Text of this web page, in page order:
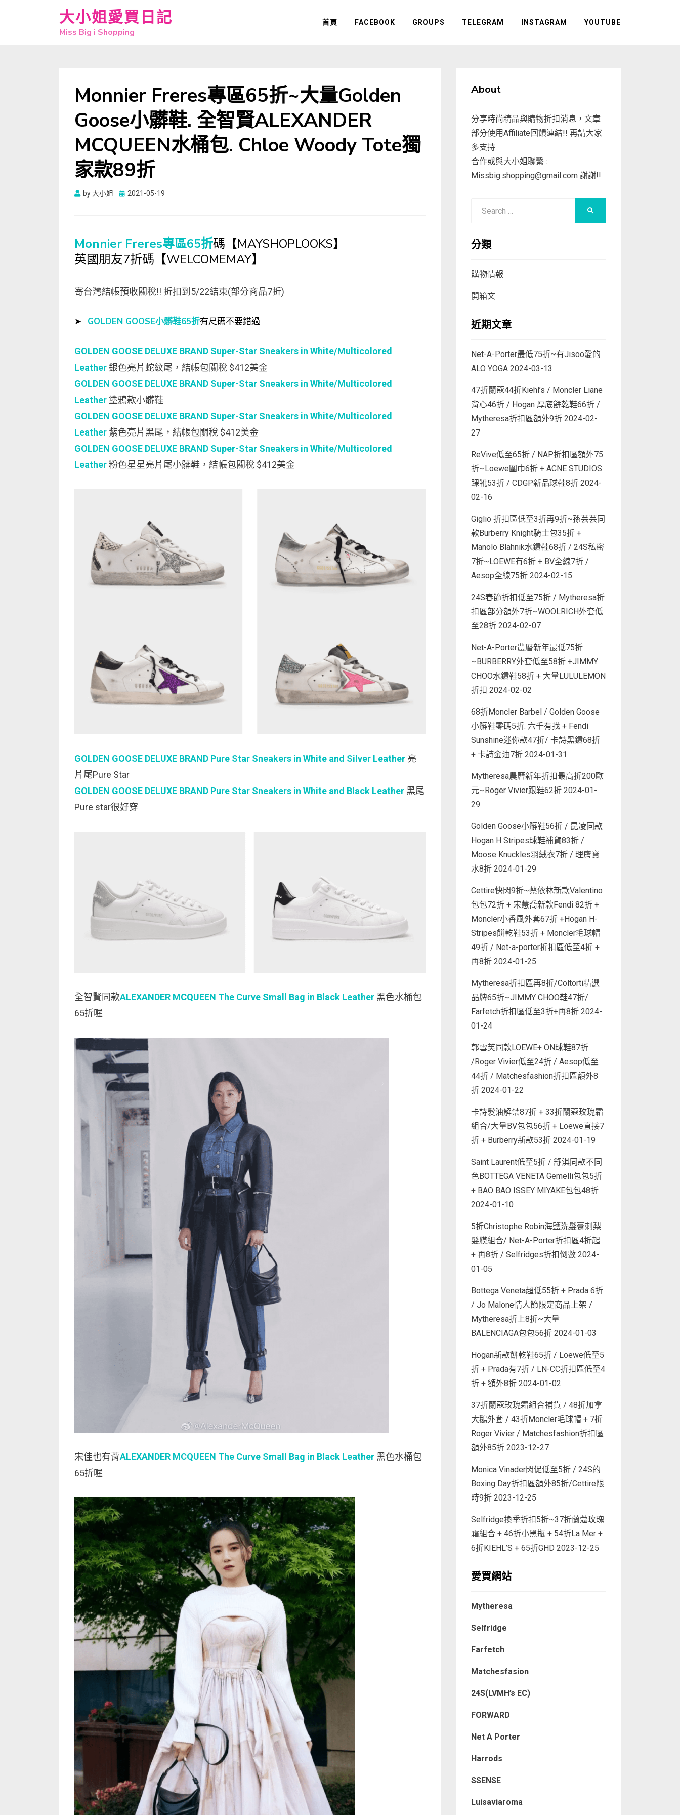
大小姐愛買日記
Miss Big i Shopping
首頁 FACEBOOK GROUPS TELEGRAM INSTAGRAM YOUTUBE
Monnier Freres專區65折~大量Golden
Goose小髒鞋. 全智賢ALEXANDER
MCQUEEN水桶包. Chloe Woody Tote獨
家款89折
by大小姐
Posted
2021-05-19
Monnier Freres專區65折碼【MAYSHOPLOOKS】
英國朋友7折碼【WELCOMEMAY】
寄台灣結帳預收關稅!! 折扣到5/22結束(部分商品7折)
➤ GOLDEN GOOSE小髒鞋65折有尺碼不要錯過
GOLDEN GOOSE DELUXE BRAND Super-Star Sneakers in White/Multicolored
Leather銀色亮片蛇紋尾，結帳包關稅 $412美金
GOLDEN GOOSE DELUXE BRAND Super-Star Sneakers in White/Multicolored
Leather 塗鴉款小髒鞋
GOLDEN GOOSE DELUXE BRAND Super-Star Sneakers in White/Multicolored
Leather紫色亮片黑尾，結帳包關稅 $412美金
GOLDEN GOOSE DELUXE BRAND Super-Star Sneakers in White/Multicolored
Leather粉色星星亮片尾小髒鞋，結帳包關稅 $412美金
GOLDEN GOOSE DELUXE BRAND Pure Star Sneakers in White and Silver Leather 亮
片尾Pure Star
GOLDEN GOOSE DELUXE BRAND Pure Star Sneakers in White and Black Leather 黑尾
Pure star很好穿
全智賢同款ALEXANDER MCQUEEN The Curve Small Bag in Black Leather 黑色水桶包
65折喔
宋佳也有背ALEXANDER MCQUEEN The Curve Small Bag in Black Leather 黑色水桶包
65折喔
About
分享時尚精品與購物折扣消息，文章
部分使用Affiliate回饋連結!! 再請大家
多支持
合作或與大小姐聯繫 :
Missbig.shopping@gmail.com謝謝!!
分類
購物情報
開箱文
近期文章
Net-A-Porter最低75折~有Jisoo愛的
ALO YOGA 2024-03-13
47折蘭蔻44折Kiehl’s / Moncler Liane
背心46折 / Hogan 厚底餅乾鞋66折 /
Mytheresa折扣區額外9折 2024-02-
27
ReVive低至65折 / NAP折扣區額外75
折~Loewe圍巾6折 + ACNE STUDIOS
踝靴53折 / CDGP新品球鞋8折 2024-
02-16
Giglio 折扣區低至3折再9折~孫芸芸同
款Burberry Knight騎士包35折 +
Manolo Blahnik水鑽鞋68折 / 24S私密
7折~LOEWE有6折 + BV全線7折 /
Aesop全線75折 2024-02-15
24S春節折扣低至75折 / Mytheresa折
扣區部分額外7折~WOOLRICH外套低
至28折 2024-02-07
Net-A-Porter農曆新年最低75折
~BURBERRY外套低至58折 +JIMMY
CHOO水鑽鞋58折 + 大量LULULEMON
折扣 2024-02-02
68折Moncler Barbel / Golden Goose
小髒鞋零碼5折. 六千有找 + Fendi
Sunshine迷你款47折/ 卡詩黑鑽68折
+ 卡詩金油7折 2024-01-31
Mytheresa農曆新年折扣最高折200歐
元~Roger Vivier跟鞋62折 2024-01-
29
Golden Goose小髒鞋56折 / 昆凌同款
Hogan H Stripes球鞋補貨83折 /
Moose Knuckles羽絨衣7折 / 理膚寶
水8折 2024-01-29
Cettire快閃9折~蔡依林新款Valentino
包包72折 + 宋慧喬新款Fendi 82折 +
Moncler小香風外套67折 +Hogan H-
Stripes餅乾鞋53折 + Moncler毛球帽
49折 / Net-a-porter折扣區低至4折 +
再8折 2024-01-25
Mytheresa折扣區再8折/Coltorti精選
品牌65折~JIMMY CHOO鞋47折/
Farfetch折扣區低至3折+再8折 2024-
01-24
郭雪芙同款LOEWE+ ON球鞋87折
/Roger Vivier低至24折 / Aesop低至
44折 / Matchesfashion折扣區額外8
折 2024-01-22
卡詩髮油解禁87折 + 33折蘭蔻玫瑰霜
組合/大量BV包包56折 + Loewe直接7
折 + Burberry新款53折 2024-01-19
Saint Laurent低至5折 / 舒淇同款不同
色BOTTEGA VENETA Gemelli包包5折
+ BAO BAO ISSEY MIYAKE包包48折
2024-01-10
5折Christophe Robin海鹽洗髮膏刺梨
髮膜組合/ Net-A-Porter折扣區4折起
+ 再8折 / Selfridges折扣倒數 2024-
01-05
Bottega Veneta超低55折 + Prada 6折
/ Jo Malone情人節限定商品上架 /
Mytheresa折上8折~大量
BALENCIAGA包包56折 2024-01-03
Hogan新款餅乾鞋65折 / Loewe低至5
折 + Prada有7折 / LN-CC折扣區低至4
折 + 額外8折 2024-01-02
37折蘭蔻玫瑰霜組合補貨 / 48折加拿
大鵝外套 / 43折Moncler毛球帽 + 7折
Roger Vivier / Matchesfashion折扣區
額外85折 2023-12-27
Monica Vinader閃促低至5折 / 24S的
Boxing Day折扣區額外85折/Cettire限
時9折 2023-12-25
Selfridge換季折扣5折~37折蘭蔻玫瑰
霜組合 + 46折小黑瓶 + 54折La Mer +
6折KIEHL’S + 65折GHD 2023-12-25
愛買網站
Mytheresa
Selfridge
Farfetch
Matchesfasion
24S(LVMH’s EC)
FORWARD
Net A Porter
Harrods
SSENSE
Luisaviaroma